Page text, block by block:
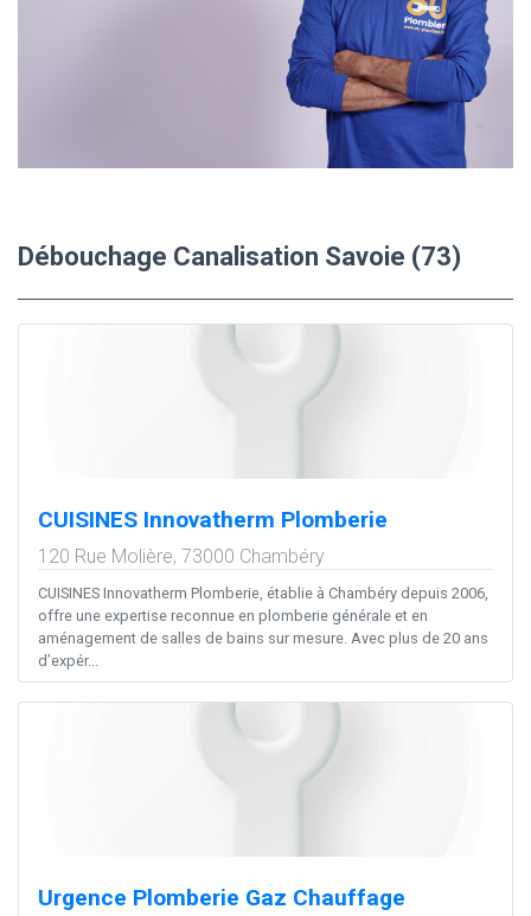
Débouchage Canalisation Savoie (73)
CUISINES Innovatherm Plomberie
120 Rue Molière, 73000 Chambéry
CUISINES Innovatherm Plomberie, établie à Chambéry depuis 2006,
offre une expertise reconnue en plomberie générale et en
aménagement de salles de bains sur mesure. Avec plus de 20 ans
d’expér...
Urgence Plomberie Gaz Chauffage